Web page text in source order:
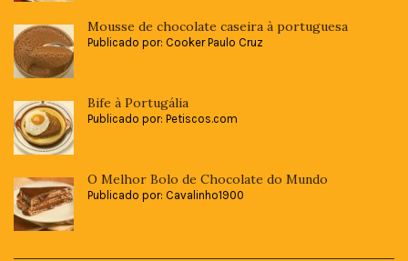
Mousse de chocolate caseira à portuguesa
Publicado por: Cooker Paulo Cruz
Bife à Portugália
Publicado por: Petiscos.com
O Melhor Bolo de Chocolate do Mundo
Publicado por: Cavalinho1900